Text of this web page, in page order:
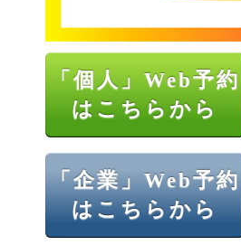
「個人」Web予約
はこちらから
「企業」Web予約
はこちらから